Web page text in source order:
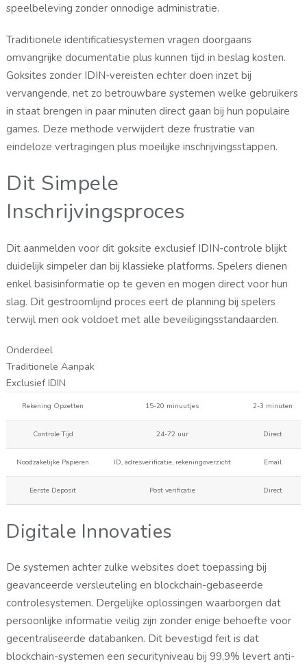
speelbeleving zonder onnodige administratie.
Traditionele identificatiesystemen vragen doorgaans
omvangrijke documentatie plus kunnen tijd in beslag kosten.
Goksites zonder IDIN-vereisten echter doen inzet bij
vervangende, net zo betrouwbare systemen welke gebruikers
in staat brengen in paar minuten direct gaan bij hun populaire
games. Deze methode verwijdert deze frustratie van
eindeloze vertragingen plus moeilijke inschrijvingsstappen.
Dit Simpele
Inschrijvingsproces
Dit aanmelden voor dit goksite exclusief IDIN-controle blijkt
duidelijk simpeler dan bij klassieke platforms. Spelers dienen
enkel basisinformatie op te geven en mogen direct voor hun
slag. Dit gestroomlijnd proces eert de planning bij spelers
terwijl men ook voldoet met alle beveiligingsstandaarden.
Onderdeel
Traditionele Aanpak
Exclusief IDIN
Rekening Opzetten 15-20 minuutjes 2-3 minuten
Controle Tijd 24-72 uur Direct
Noodzakelijke Papieren ID, adresverificatie, rekeningoverzicht Email
Eerste Deposit Post verificatie Direct
Digitale Innovaties
De systemen achter zulke websites doet toepassing bij
geavanceerde versleuteling en blockchain-gebaseerde
controlesystemen. Dergelijke oplossingen waarborgen dat
persoonlijke informatie veilig zijn zonder enige behoefte voor
gecentraliseerde databanken. Dit bevestigd feit is dat
blockchain-systemen een securityniveau bij 99,9% levert anti-